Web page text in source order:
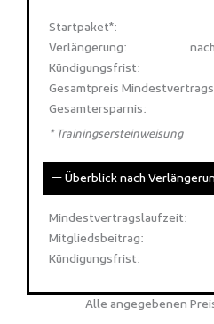
Startpaket*:
Verlängerung:
Kündigungsfrist:
Gesamtpreis
Gesamtersparnis:
* Trainingsersteinweisung
Überblick nach
Mindestvertragslaufzeit:
Mitgliedsbeitrag:
Kündigungsfrist:
Alle angegebenen